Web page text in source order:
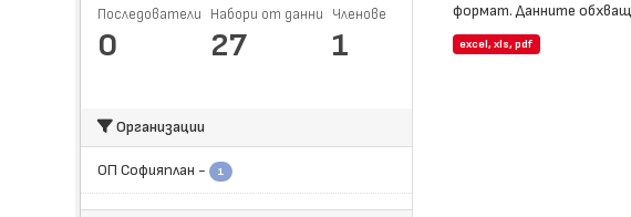
Последователи
0
Набори от данни
27
Членове
1
Организации
ОП Софияплан - 1
формат. Данните
еxcel, xls, pdf